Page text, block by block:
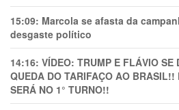
15:09: Marcola se afasta da
desgaste político
14:16: VÍDEO: TRUMP E FLÁVIO SE
QUEDA DO TARIFAÇO AO
SERÁ NO 1° TURNO!!